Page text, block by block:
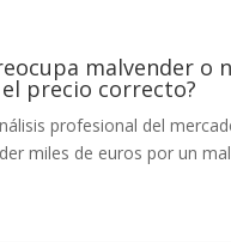
malvender o
precio correcto?
profesional del
miles de euros por un mal